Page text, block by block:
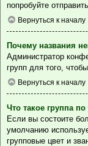
попробуйте
Вернуться к началу
Почему названия
Администратор
групп для того,
Вернуться к началу
Что такое группа
Если вы состоите
умолчанию
групповые цвет и